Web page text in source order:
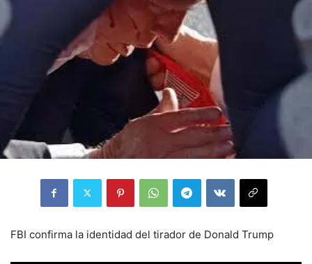
FBI confirma la identidad del tirador de Donald Trump